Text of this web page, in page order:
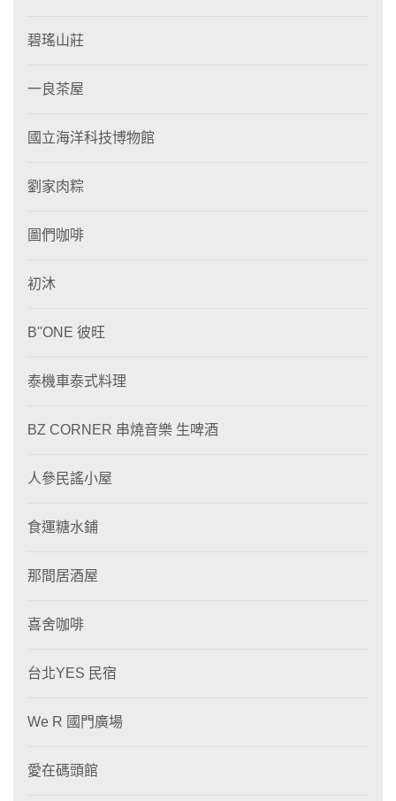
碧瑤山莊
一良茶屋
國立海洋科技博物館
劉家肉粽
圖們咖啡
初沐
B''ONE 彼旺
泰機車泰式料理
BZ CORNER 串燒音樂 生啤酒
人參民謠小屋
食運糖水鋪
那間居酒屋
喜舍咖啡
台北YES 民宿
We R 國門廣場
愛在碼頭館